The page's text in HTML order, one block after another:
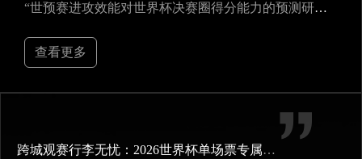
“世预赛进攻效能对世界杯决赛圈得分能力的预测研究——以2026年美加墨世界杯为例”
查看更多
跨城观赛行李无忧：2026世界杯单场票专属行李“门到门”跨城速达方案